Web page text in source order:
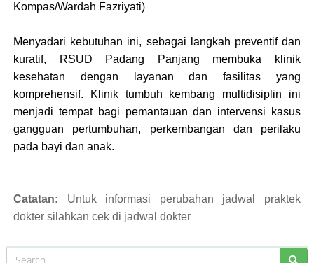
Kompas/Wardah Fazriyati)
Menyadari kebutuhan ini, sebagai langkah preventif dan
kuratif, RSUD Padang Panjang membuka klinik
kesehatan dengan layanan dan fasilitas yang
komprehensif. Klinik tumbuh kembang multidisiplin ini
menjadi tempat bagi pemantauan dan intervensi kasus
gangguan pertumbuhan, perkembangan dan perilaku
pada bayi dan anak.
Catatan: Untuk informasi perubahan jadwal praktek
dokter silahkan cek di jadwal dokter